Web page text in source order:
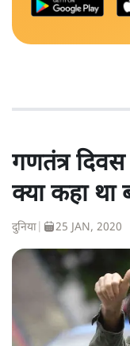
गणतंत्र
क्या कहा था
दुनिया 25 JAN, 2020